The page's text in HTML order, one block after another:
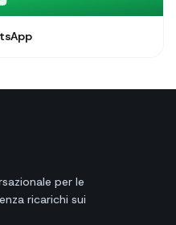
per le
ricarichi sui